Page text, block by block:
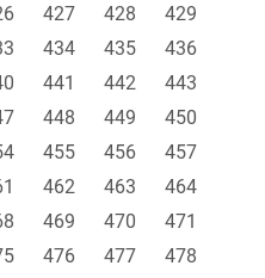
427 428
429
434 435
436
441 442
443
448 449
450
455 456
457
462 463
464
469 470
471
476 477
478